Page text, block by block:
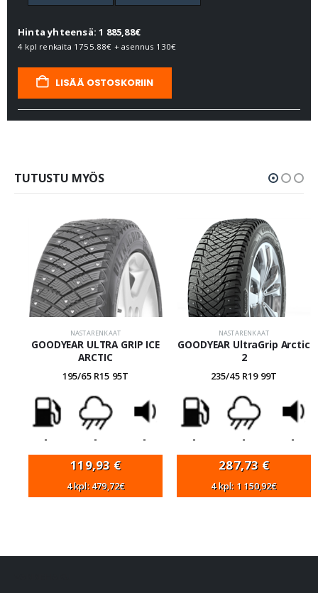
Hinta yhteensä: 1 885,88€
4 kpl renkaita 1755.88€ + asennus 130€
LISÄÄ OSTOSKORIIN
TUTUSTU MYÖS
NASTARENKAAT
GOODYEAR ULTRA GRIP ICE
ARCTIC
195/65 R15 95T
- - -
119,93 €
4 kpl: 479,72€
NASTARENKAAT
GOODYEAR UltraGrip Arctic
2
235/45 R19 99T
- - -
287,73 €
4 kpl: 1 150,92€